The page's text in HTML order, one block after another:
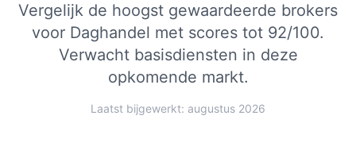
Vergelijk de hoogst gewaardeerde brokers
voor Daghandel met scores tot 92/100.
Verwacht basisdiensten in deze
opkomende markt.
Laatst bijgewerkt: augustus 2026